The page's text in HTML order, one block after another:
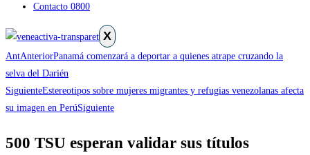
Contacto 0800
X
AntAnteriorPanamá comenzará a deportar a quienes atrape cruzando la
selva del Darién
SiguienteEstereotipos sobre mujeres migrantes y refugias venezolanas afecta
su imagen en PerúSiguiente
500 TSU esperan validar sus títulos